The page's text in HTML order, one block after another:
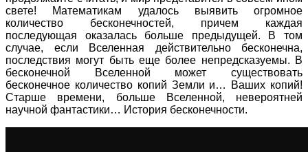
свете! Математикам удалось выявить огромное
количество бесконечностей, причем каждая
последующая оказалась больше предыдущей. В том
случае, если Вселенная действительно бесконечна,
последствия могут быть еще более непредсказуемы. В
бесконечной Вселенной может существовать
бесконечное количество копий Земли и… Ваших копий!
Старше времени, больше Вселенной, невероятней
научной фантастики… История бесконечности.